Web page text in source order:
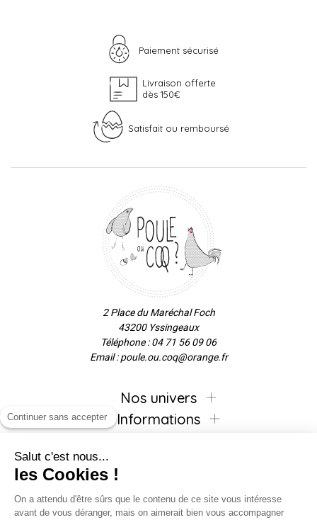
Paiement sécurisé
Livraison offerte
dès 150€
Satisfait ou remboursé
2 Place du Maréchal Foch
43200 Yssingeaux
Téléphone : 04 71 56 09 06
Email : poule.ou.coq@orange.fr
Nos univers
Informations
Inscrivez-vous à la newsletter !
Continuer sans accepter
Salut c'est nous...
les Cookies !
On a attendu d'être sûrs que le contenu de ce site vous intéresse
avant de vous déranger, mais on aimerait bien vous accompagner